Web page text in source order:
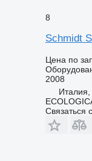
8
Schmidt
Цена по
2008
Связаться